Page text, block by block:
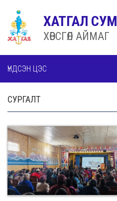
ХАТГАЛ СУМ
ХӨВСГӨЛ АЙМАГ
ҮНДСЭН ЦЭС
СУРГАЛТ